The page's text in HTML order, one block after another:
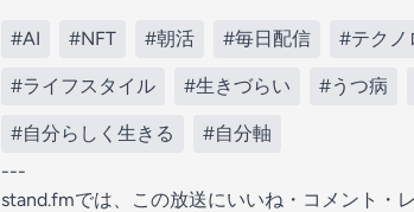
#AI #NFT #朝活 #毎日配信 #テクノ
#ライフスタイル #生きづらい #うつ病
#自分らしく生きる
#自分軸
---
stand.fmでは、この放送にいいね・コメント・